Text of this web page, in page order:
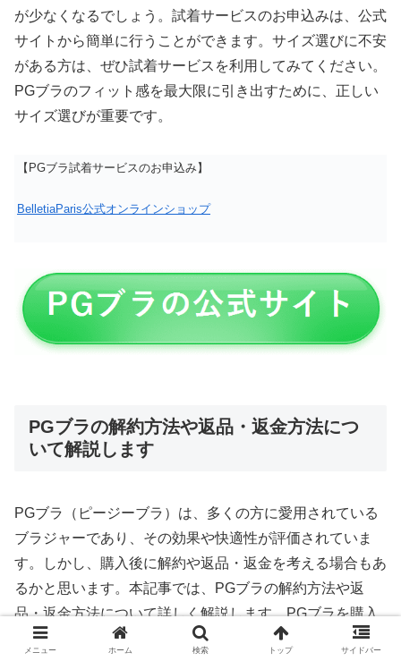
が少なくなるでしょう。試着サービスのお申込みは、公式
サイトから簡単に行うことができます。サイズ選びに不安
がある方は、ぜひ試着サービスを利用してみてください。
PGブラのフィット感を最大限に引き出すために、正しい
サイズ選びが重要です。
【PGブラ試着サービスのお申込み】
BelletiaParis公式オンラインショップ
PGブラの解約方法や返品・返金方法につ
いて解説します
PGブラ（ピージーブラ）は、多くの方に愛用されている
ブラジャーであり、その効果や快適性が評価されていま
す。しかし、購入後に解約や返品・返金を考える場合もあ
るかと思います。本記事では、PGブラの解約方法や返
品・返金方法について詳しく解説します。PGブラを購入
した際に気になる解約や返品に関する疑問を解消し、スム
メニュー ホーム 検索 トップ サイドバー